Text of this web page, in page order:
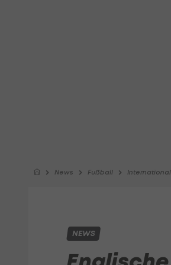
News Fußball International
NEWS